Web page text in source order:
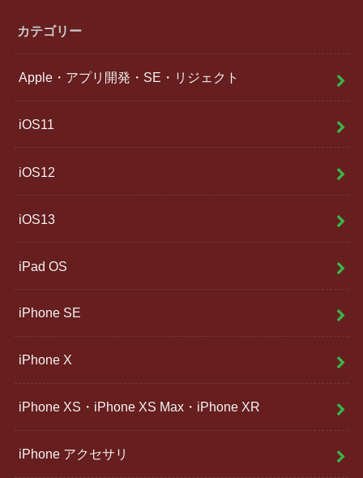
カテゴリー
Apple・アプリ開発・SE・リジェクト
iOS11
iOS12
iOS13
iPad OS
iPhone SE
iPhone X
iPhone XS・iPhone XS Max・iPhone XR
iPhone アクセサリ